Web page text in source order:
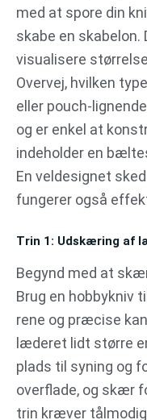
med at spore din
skabe en
visualisere
Overvej, hvilken
eller pouch-
og er enkel at
indeholder en
En veldesignet
fungerer også
Trin 1: Udskæring af
Begynd med at
Brug en hobbykniv
rene og præcise
læderet lidt større
plads til syning og
overflade, og skær
trin kræver